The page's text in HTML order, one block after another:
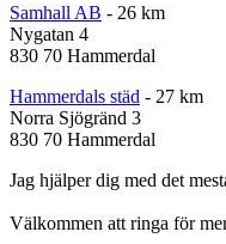
Samhall AB - 26 km
Nygatan 4
830 70 Hammerdal
Hammerdals städ - 27 km
Norra Sjögränd 3
830 70 Hammerdal
Jag hjälper dig med det
Välkommen att ringa för